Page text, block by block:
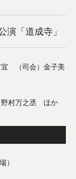
「道成寺」
（司会）金子美
村万之丞 ほか
）